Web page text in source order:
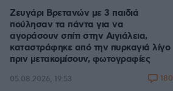
Ζευγάρι Βρετανών με 3 παιδιά
πούλησαν τα πάντα για να
αγοράσουν σπίτι στην Αιγιάλεια,
καταστράφηκε από την πυρκαγιά λίγο
πριν μετακομίσουν, φωτογραφίες
05.08.2026, 19:53 180